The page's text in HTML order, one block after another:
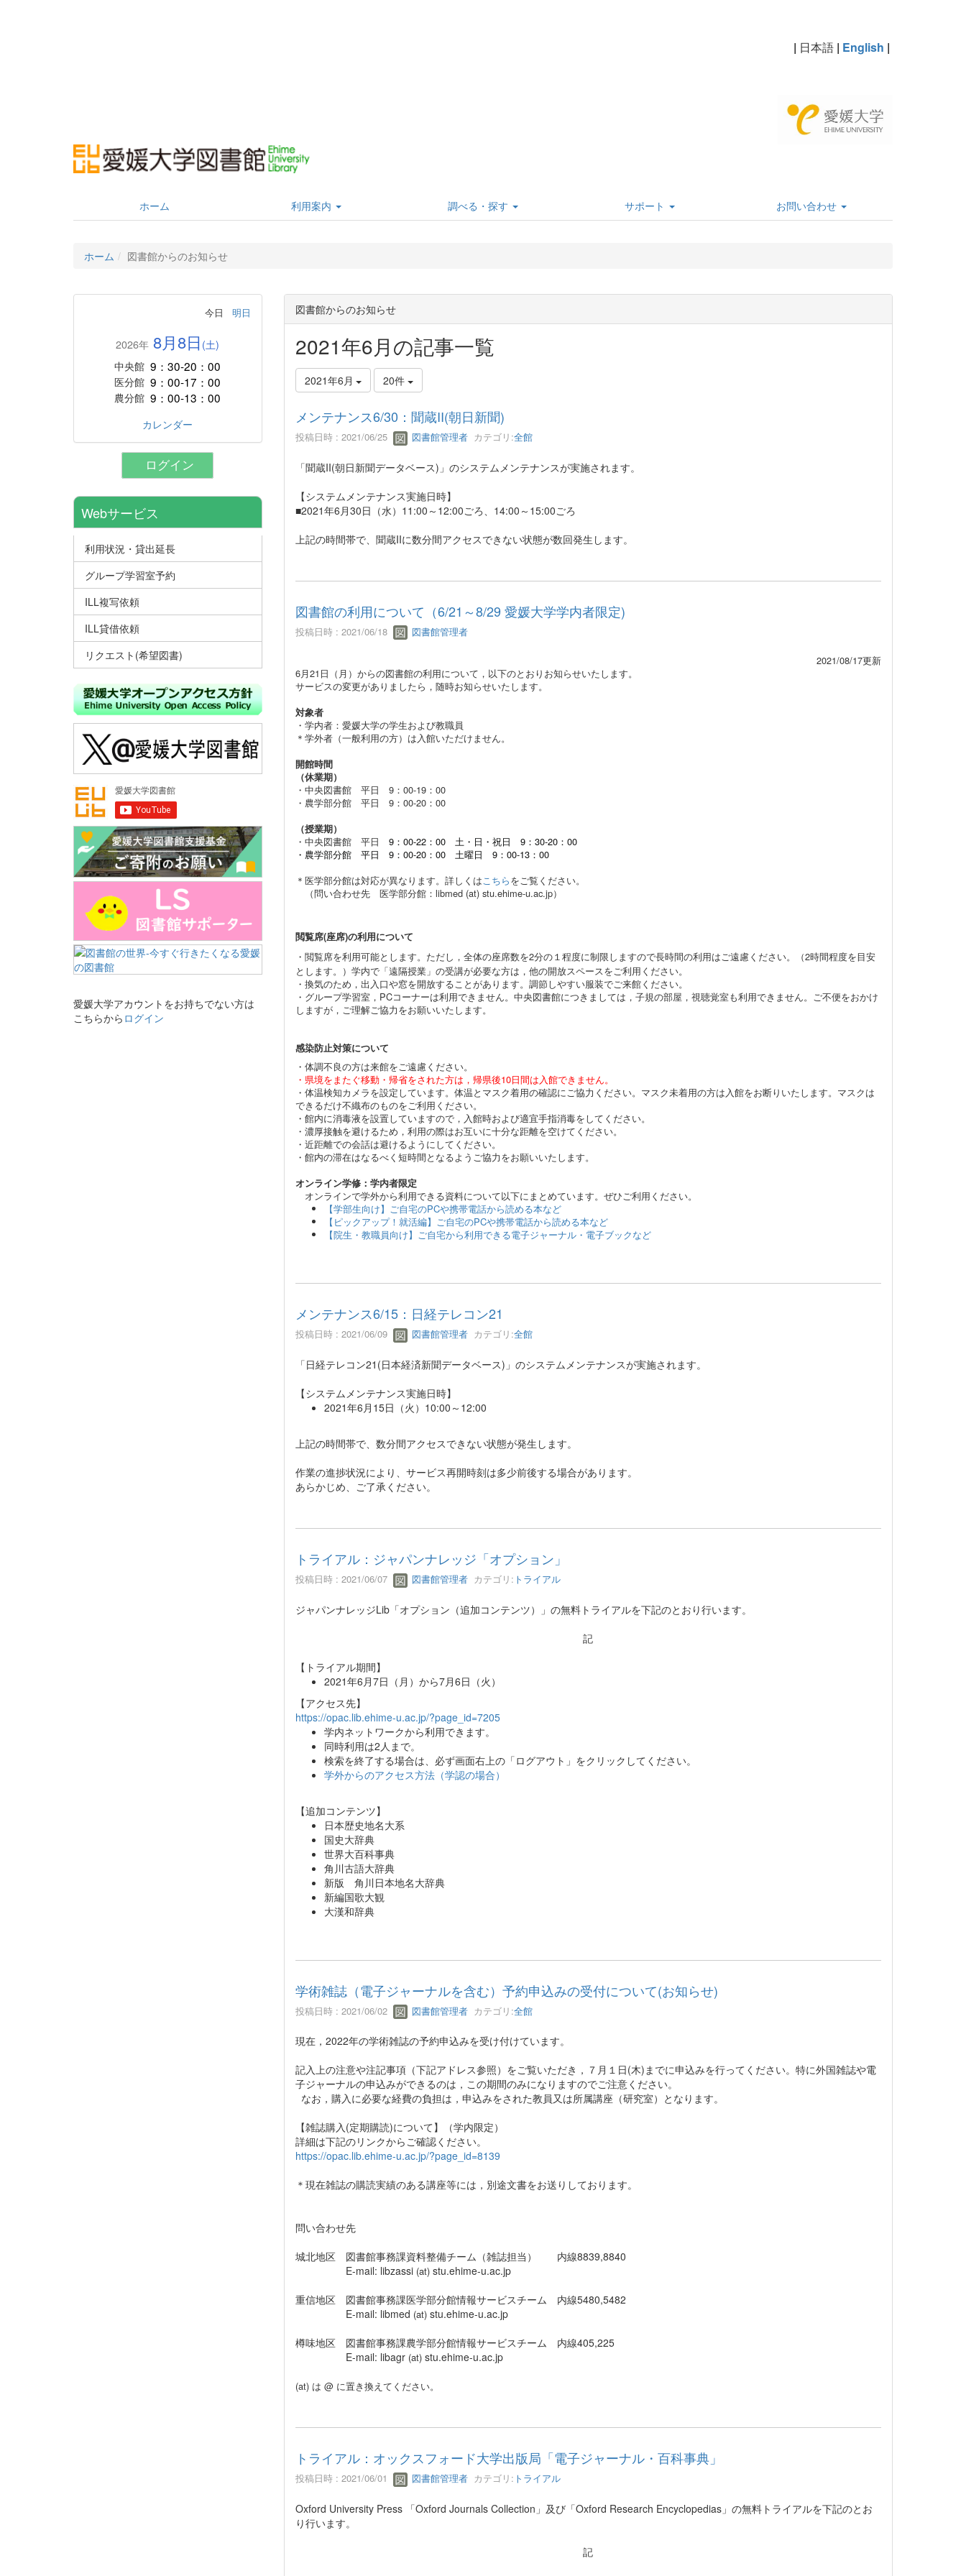
| 日本語 | English |
ホーム 利用案内 調べる・探す サポート お問い合わせ
ホーム 図書館からのお知らせ
図書館からのお知らせ
2021年6月の記事一覧
2021年6月 20件
メンテナンス6/30：聞蔵II(朝日新聞)
投稿日時 : 2021/06/25 図書館管理者カテゴリ:全館
「聞蔵II(朝日新聞データベース)」のシステムメンテナンスが実施されます。
【システムメンテナンス実施日時】
■2021年6月30日（水）11:00～12:00ごろ、14:00～15:00ごろ
上記の時間帯で、聞蔵IIに数分間アクセスできない状態が数回発生します。
図書館の利用について（6/21～8/29 愛媛大学学内者限定)
投稿日時 : 2021/06/18 図書館管理者
2021/08/17更新
6月21日（月）からの図書館の利用について，以下のとおりお知らせいたします。
サービスの変更がありましたら，随時お知らせいたします。
対象者
・学内者：愛媛大学の学生および教職員
＊学外者（一般利用の方）は入館いただけません。
開館時間
（休業期）
・中央図書館 平日 9：00-19：00
・農学部分館 平日 9：00-20：00
（授業期）
・中央図書館 平日 9：00-22：00
土・日・祝日 9：30-20：00
・農学部分館 平日 9：00-20：00 土曜日 9：00-13：00
＊医学部分館は対応が異なります。詳しくはこちらをご覧ください。
（問い合わせ先 医学部分館：libmed (at) stu.ehime-u.ac.jp）
閲覧席(座席)の利用について
・ 閲覧席を利用可能とします。ただし，全体の座席数を2分の１程度に制限しますので長時間の利用はご遠慮ください。
（2時間程度を目安
とします。） 学内で「遠隔授業」の受講が必要な方は，他の開放スペースをご利用ください。
・換気のため，出入口や窓を開放することがあります。調節しやすい服装でご来館ください。
・グループ学習室，PCコーナーは利用できません。中央図書館につきましては，子規の部屋，視聴覚室も利用できません。ご不便をおかけ
しますが，ご理解ご協力をお願いいたします。
感染防止対策について
・体調不良の方は来館をご遠慮ください。
・県境をまたぐ移動・帰省をされた方は，帰県後10日間は入館できません。
・体温検知カメラを設定しています。体温とマスク着用の確認にご協力ください。マスク未着用の方は入館をお断りいたします。マスクは
できるだけ不織布のものをご利用ください。
・館内に消毒液を設置していますので，入館時および適宜手指消毒をしてください。
・濃厚接触を避けるため，利用の際はお互いに十分な距離を空けてください。
・近距離での会話は避けるようにしてください。
・館内の滞在はなるべく短時間となるようご協力をお願いいたします。
オンライン学修：学内者限定
オンラインで学外から利用できる資料について以下にまとめています。ぜひご利用ください。
【学部生向け】ご自宅のPCや携帯電話から読める本など
【ピックアップ！就活編】ご自宅のPCや携帯電話から読める本など
【院生・教職員向け】ご自宅から利用できる電子ジャーナル・電子ブックなど
メンテナンス6/15：日経テレコン21
投稿日時 : 2021/06/09 図書館管理者カテゴリ:全館
「日経テレコン21(日本経済新聞データベース)」のシステムメンテナンスが実施されます。
【システムメンテナンス実施日時】
2021年6月15日（火）10:00～12:00
上記の時間帯で、数分間アクセスできない状態が発生します。
作業の進捗状況により、サービス再開時刻は多少前後する場合があります。
あらかじめ、ご了承ください。
トライアル：ジャパンナレッジ「オプション」
投稿日時 : 2021/06/07 図書館管理者カテゴリ: トライアル
ジャパンナレッジLib「オプション（追加コンテンツ）」の無料トライアルを下記のとおり行います。
記
【トライアル期間】
2021年6月7日（月）から7月6日（火）
【アクセス先】
https://opac.lib.ehime-u.ac.jp/?page_id=7205
学内ネットワークから利用できます。
同時利用は2人まで。
検索を終了する場合は、必ず画面右上の「ログアウト」をクリックしてください。
学外からのアクセス方法（学認の場合）
【追加コンテンツ】
日本歴史地名大系
国史大辞典
世界大百科事典
角川古語大辞典
新版 角川日本地名大辞典
新編国歌大観
大漢和辞典
学術雑誌（電子ジャーナルを含む）予約申込みの受付について(お知らせ)
投稿日時 : 2021/06/02 図書館管理者カテゴリ:全館
現在，2022年の学術雑誌の予約申込みを受け付けています。
記入上の注意や注記事項（下記アドレス参照）をご覧いただき，７月１日(木)までに申込みを行ってください。特に外国雑誌や電
子ジャーナルの申込みができるのは，この期間のみになりますのでご注意ください。
なお，購入に必要な経費の負担は，申込みをされた教員又は所属講座（研究室）となります。
【雑誌購入(定期購読)について】（学内限定）
詳細は下記のリンクからご確認ください。
https://opac.lib.ehime-u.ac.jp/?page_id=8139
＊現在雑誌の購読実績のある講座等には，別途文書をお送りしております。
問い合わせ先
城北地区 図書館事務課資料整備チーム（雑誌担当） 内線8839,8840
E-mail: libzassi(at) stu.ehime-u.ac.jp
重信地区 図書館事務課医学部分館情報サービスチーム 内線5480,5482
E-mail: libmed (at) stu.ehime-u.ac.jp
樽味地区 図書館事務課農学部分館情報サービスチーム 内線405,225
E-mail: libagr(at) stu.ehime-u.ac.jp
(at) は @ に置き換えてください。
トライアル：オックスフォード大学出版局「電子ジャーナル・百科事典」
投稿日時 : 2021/06/01 図書館管理者カテゴリ: トライアル
Oxford University Press 「Oxford Journals Collection」及び「Oxford Research Encyclopedias」の無料トライアルを下記のとお
り行います。
記
今日 明日
2026年 8月8日 (土)
中央館 9：30-20：00
医分館 9：00-17：00
農分館 9：00-13：00
カレンダー
ログイン
Webサービス
利用状況・貸出延長
グループ学習室予約
ILL複写依頼
ILL貸借依頼
リクエスト(希望図書)
愛媛大学アカウントをお持ちでない方は
こちらから ログイン